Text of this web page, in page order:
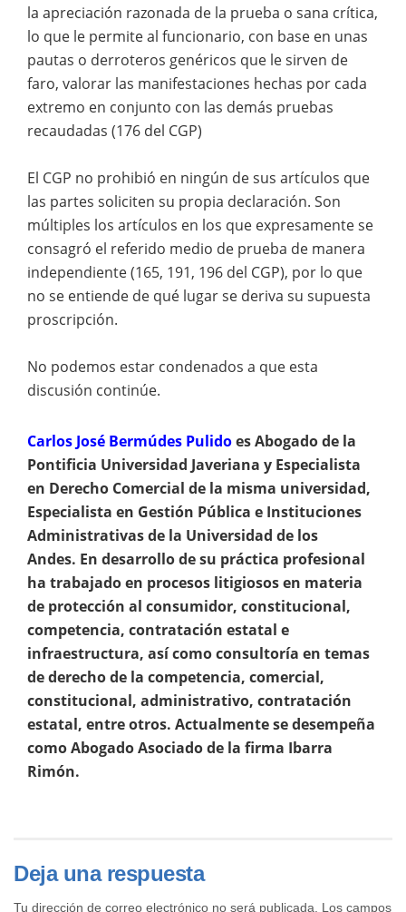
la apreciación razonada de la prueba o sana crítica,
lo que le permite al funcionario, con base en unas
pautas o derroteros genéricos que le sirven de
faro, valorar las manifestaciones hechas por cada
extremo en conjunto con las demás pruebas
recaudadas (176 del CGP)
El CGP no prohibió en ningún de sus artículos que
las partes soliciten su propia declaración. Son
múltiples los artículos en los que expresamente se
consagró el referido medio de prueba de manera
independiente (165, 191, 196 del CGP), por lo que
no se entiende de qué lugar se deriva su supuesta
proscripción.
No podemos estar condenados a que esta
discusión continúe.
Carlos José Bermúdes PulidoesAbogado de la
Pontificia Universidad Javeriana y Especialista
en Derecho Comercial de la misma universidad,
Especialista en Gestión Pública e Instituciones
Administrativas de la Universidad de los
Andes. En desarrollo de su práctica profesional
ha trabajado en procesos litigiosos en materia
de protección al consumidor, constitucional,
competencia, contratación estatal e
infraestructura, así como consultoría en temas
de derecho de la competencia, comercial,
constitucional, administrativo, contratación
estatal, entre otros. Actualmente se desempeña
como Abogado Asociado de la firma Ibarra
Rimón.
Deja una respuesta
Tu dirección de correo electrónico no será publicada. Los campos